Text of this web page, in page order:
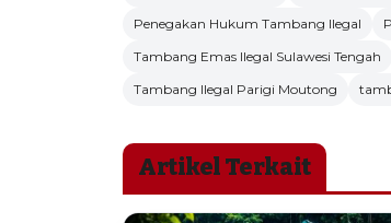
Penegakan Hukum Tambang Ilegal
Tambang Emas Ilegal Sulawesi Tengah
Tambang Ilegal Parigi Moutong
Artikel Terkait